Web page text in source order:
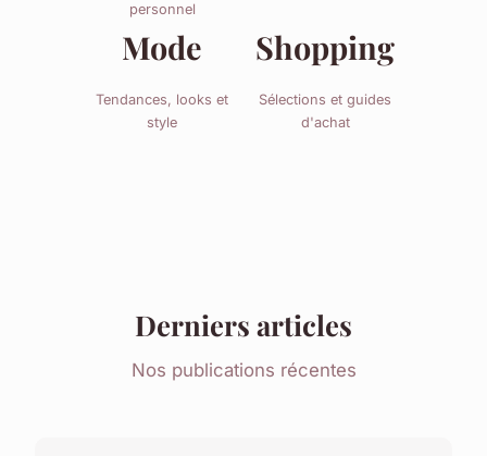
personnel
Mode
Tendances, looks et
style
Shopping
Sélections et guides
d'achat
Derniers articles
Nos publications récentes